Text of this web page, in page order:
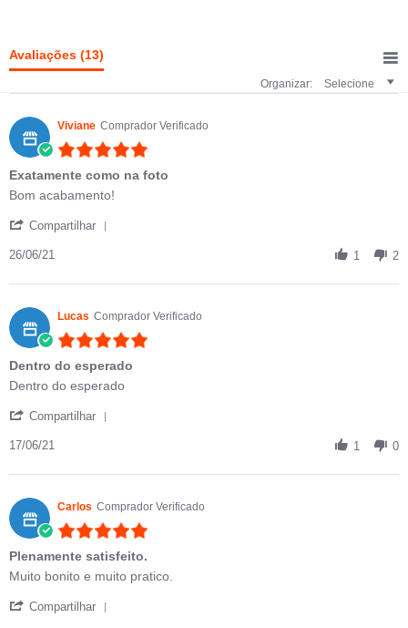
Avaliações (13)
Organizar: Selecione
Viviane Comprador Verificado
Exatamente como na foto
Review by Viviane on 26 Jun 2021
review stating Exatamente como na foto
Bom acabamento!
Compartilhar
26/06/21 1 2
Lucas Comprador Verificado
Dentro do esperado
Review by Lucas on 17 Jun 2021
review stating Dentro do esperado
Dentro do esperado
Compartilhar
17/06/21 1 0
Carlos Comprador Verificado
Plenamente satisfeito.
Review by Carlos on 10 May 2021
review stating Plenamente satisfeito.
Muito bonito e muito pratico.
Compartilhar